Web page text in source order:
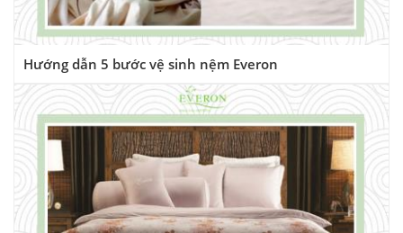
Hướng dẫn 5 bước vệ sinh nệm Everon